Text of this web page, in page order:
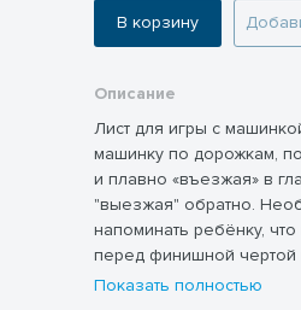
В корзину
Описание
Лист для игры с
машинку по дорожкам,
и плавно «въезжая» в
"выезжая" обратно.
напоминать ребёнку, что
перед финишной чертой
останавливаться.
Показать полностью